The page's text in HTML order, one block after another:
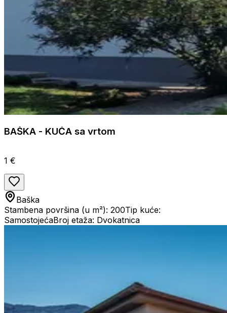
BAŠKA - KUĆA sa vrtom
1 €
Baška
Stambena površina (u m²): 200Tip kuće:
SamostojećaBroj etaža: Dvokatnica